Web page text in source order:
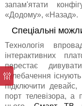
запам'ятати
«Додому», «Назад».
Спеціальні
Технологія
інтерактивних
перестає
телебачення
підключити девайс,
порт телевізора, а